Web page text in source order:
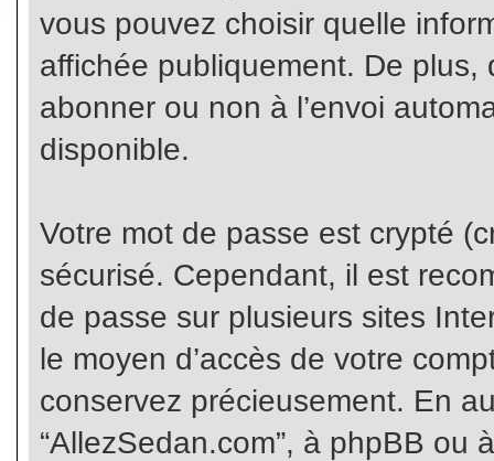
vous pouvez choisir quelle
affichée publiquement. De plus,
abonner ou non à l’envoi
disponible.
Votre mot de passe est crypté
sécurisé. Cependant, il est
de passe sur plusieurs sites
le moyen d’accès de votre
conservez précieusement. En
“AllezSedan.com”, à phpBB ou